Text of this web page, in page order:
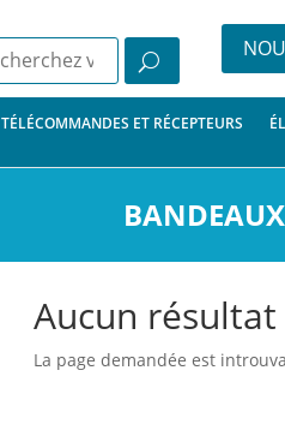
TÉLÉCOMMANDES ET RÉCEPTEURS
Aucun résultat
La page demandée est